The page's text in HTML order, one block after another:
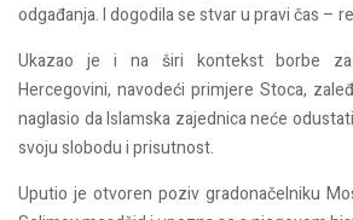
odgađanja. I dogodila se stvar u pravi čas –
Ukazao je i na širi kontekst borbe
Hercegovini, navodeći primjere Stoca,
naglasio da Islamska zajednica neće
svoju slobodu i prisutnost.
Uputio je otvoren poziv gradonačelniku